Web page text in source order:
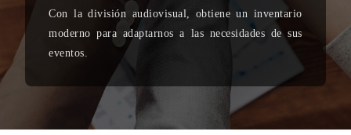
Con la división audiovisual, obtiene un inventario
moderno para adaptarnos a las necesidades de sus
eventos.